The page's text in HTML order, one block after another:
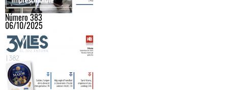
Número 383
06/10/2025